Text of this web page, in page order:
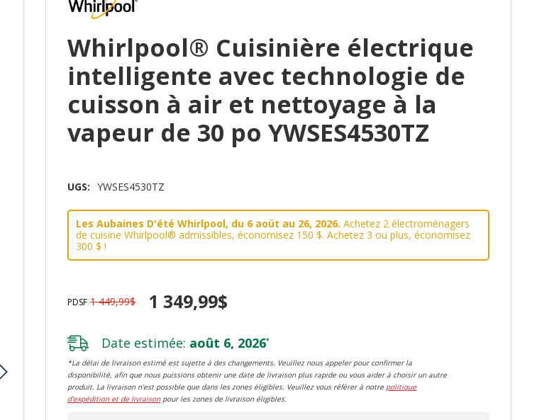
Whirlpool® Cuisinière électrique
intelligente avec technologie de
cuisson à air et nettoyage à la
vapeur de 30 po YWSES4530TZ
UGS: YWSES4530TZ
Les Aubaines D'été Whirlpool, du 6 aoüt au 26, 2026. Achetez 2 électroménagers
de cuisine Whirlpool® admissibles, économisez 150 $. Achetez 3 ou plus, économisez
300 $ !
PDSF 1 449,99$ 1 349,99$
Date estimée: août 6, 2026*
*La délai de livraison estimé est sujette à des changements. Veuillez nous appeler pour confirmer la
disponibilité, afin que nous puissions obtenir une date de livraison plus rapide ou vous aider à choisir un autre
produit. La livraison n'est possible que dans les zones éligibles. Veuillez vous référer à notre politique
d'expédition et de livraisonpour les zones de livraison éligibles.